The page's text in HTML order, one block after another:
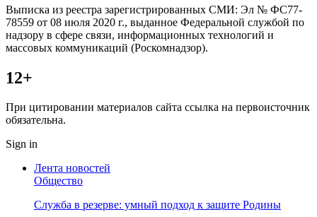
Выписка из реестра зарегистрированных СМИ: Эл № ФС77-
78559 от 08 июля 2020 г., выданное Федеральной службой по
надзору в сфере связи, информационных технологий и
массовых коммуникаций (Роскомнадзор).
12+
При цитировании материалов сайта ссылка на первоисточник
обязательна.
Sign in
Лента новостей
Общество
Служба в резерве: умный подход к защите Родины